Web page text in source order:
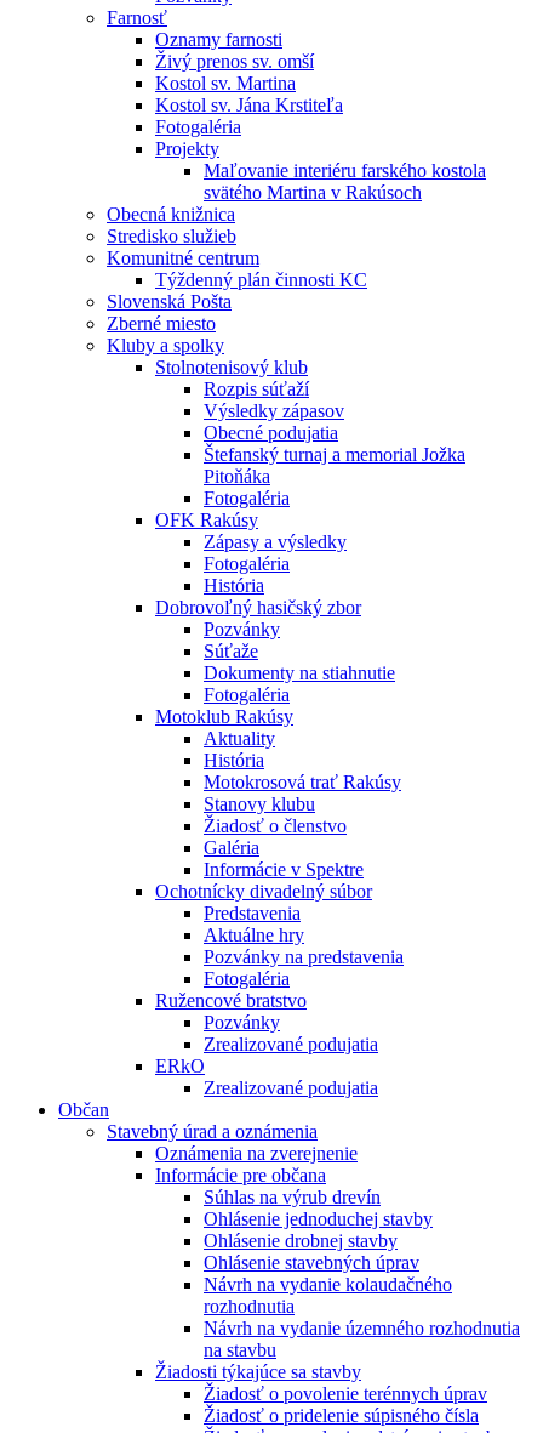
Farnosť
Oznamy farnosti
Živý prenos sv. omší
Kostol sv. Martina
Kostol sv. Jána Krstiteľa
Fotogaléria
Projekty
Maľovanie interiéru farského kostola
svätého Martina v Rakúsoch
Obecná knižnica
Stredisko služieb
Komunitné centrum
Týždenný plán činnosti KC
Slovenská Pošta
Zberné miesto
Kluby a spolky
Stolnotenisový klub
Rozpis súťaží
Výsledky zápasov
Obecné podujatia
Štefanský turnaj a memorial Jožka
Pitoňáka
Fotogaléria
OFK Rakúsy
Zápasy a výsledky
Fotogaléria
História
Dobrovoľný hasičský zbor
Pozvánky
Súťaže
Dokumenty na stiahnutie
Fotogaléria
Motoklub Rakúsy
Aktuality
História
Motokrosová trať Rakúsy
Stanovy klubu
Žiadosť o členstvo
Galéria
Informácie v Spektre
Ochotnícky divadelný súbor
Predstavenia
Aktuálne hry
Pozvánky na predstavenia
Fotogaléria
Ružencové bratstvo
Pozvánky
Zrealizované podujatia
ERkO
Zrealizované podujatia
Občan
Stavebný úrad a oznámenia
Oznámenia na zverejnenie
Informácie pre občana
Súhlas na výrub drevín
Ohlásenie jednoduchej stavby
Ohlásenie drobnej stavby
Ohlásenie stavebných úprav
Návrh na vydanie kolaudačného
rozhodnutia
Návrh na vydanie územného rozhodnutia
na stavbu
Žiadosti týkajúce sa stavby
Žiadosť o povolenie terénnych úprav
Žiadosť o pridelenie súpisného čísla